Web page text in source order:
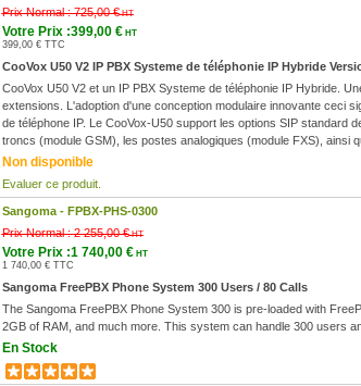
Prix Normal :725,00 €HT
Votre Prix :399,00 €HT
399,00 € TTC
CooVox U50 V2 IP PBX Systeme de téléphonie IP Hybride
CooVox U50 V2 et un IP PBX Systeme de téléphonie IP Hybride.
extensions. L'adoption d'une conception modulaire innovante ceci
de téléphone IP. Le CooVox-U50 support les options SIP standard
troncs (module GSM), les postes analogiques (module FXS), ainsi
Non disponible
Evaluer ce produit.
Sangoma - FPBX-PHS-0300
Prix Normal :2 255,00 €HT
Votre Prix :1 740,00 €HT
1 740,00 € TTC
Sangoma FreePBX Phone System 300 Users / 80 Calls
The Sangoma FreePBX Phone System 300 is pre-loaded with
2GB of RAM, and much more. This system can handle 300 users
En Stock